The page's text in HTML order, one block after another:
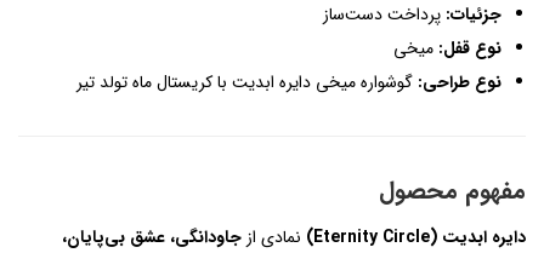
جزئیات: پرداخت دست‌ساز
نوع قفل: میخی
نوع طراحی: گوشواره میخی دایره ابدیت با کریستال ماه تولد تیر
مفهوم محصول
دایره ابدیت (Eternity Circle) نمادی از جاودانگی، عشق بی‌پایان،